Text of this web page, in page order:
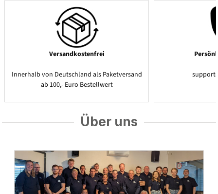
Versandkostenfrei
Innerhalb von Deutschland als Paketversand
ab 100,- Euro Bestellwert
Über uns